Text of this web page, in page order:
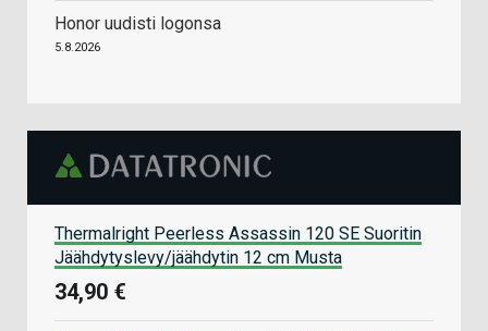
Honor uudisti logonsa
5.8.2026
Thermalright Peerless Assassin 120 SE Suoritin
Jäähdytyslevy/jäähdytin 12 cm Musta
34,90 €